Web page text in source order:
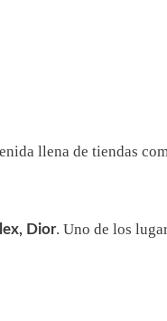
llena de tiendas
Dior. Uno de los